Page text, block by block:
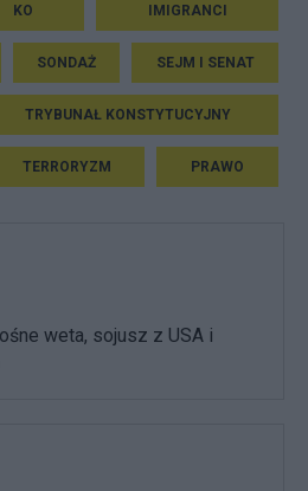
KO IMIGRANCI
SONDAŻ SEJM I SENAT
TRYBUNAŁ KONSTYTUCYJNY
TERRORYZM PRAWO
weta, sojusz z USA i